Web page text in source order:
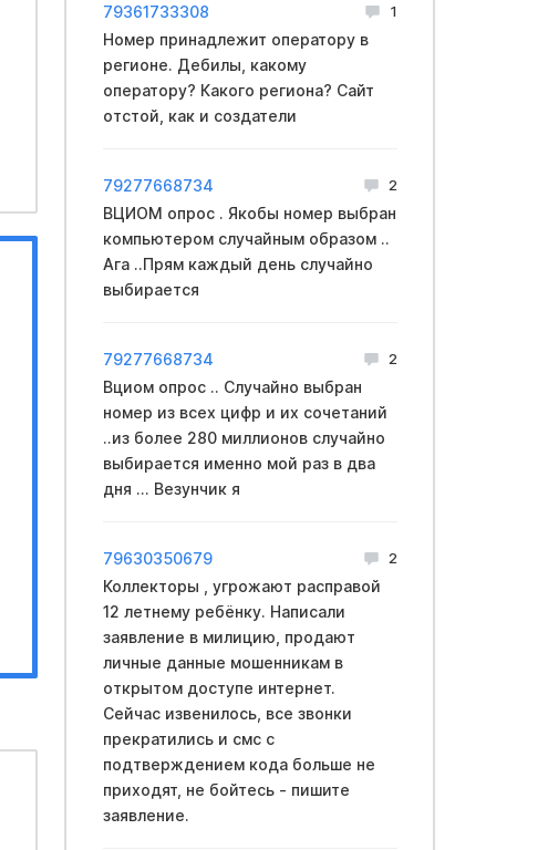
79361733308 1
Номер принадлежит оператору в
регионе. Дебилы, какому
оператору? Какого региона? Сайт
отстой, как и создатели
79277668734 2
ВЦИОМ опрос . Якобы номер выбран
компьютером случайным образом ..
Ага ..Прям каждый день случайно
выбирается
79277668734 2
Вциом опрос .. Случайно выбран
номер из всех цифр и их сочетаний
..из более 280 миллионов случайно
выбирается именно мой раз в два
дня ... Везунчик я
79630350679 2
Коллекторы , угрожают расправой
12 летнему ребёнку. Написали
заявление в милицию, продают
личные данные мошенникам в
открытом доступе интернет.
Сейчас извенилось, все звонки
прекратились и смс с
подтверждением кода больше не
приходят, не бойтесь - пишите
заявление.